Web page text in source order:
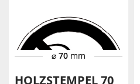
⌀ 70 mm
HOLZSTEMPEL 70